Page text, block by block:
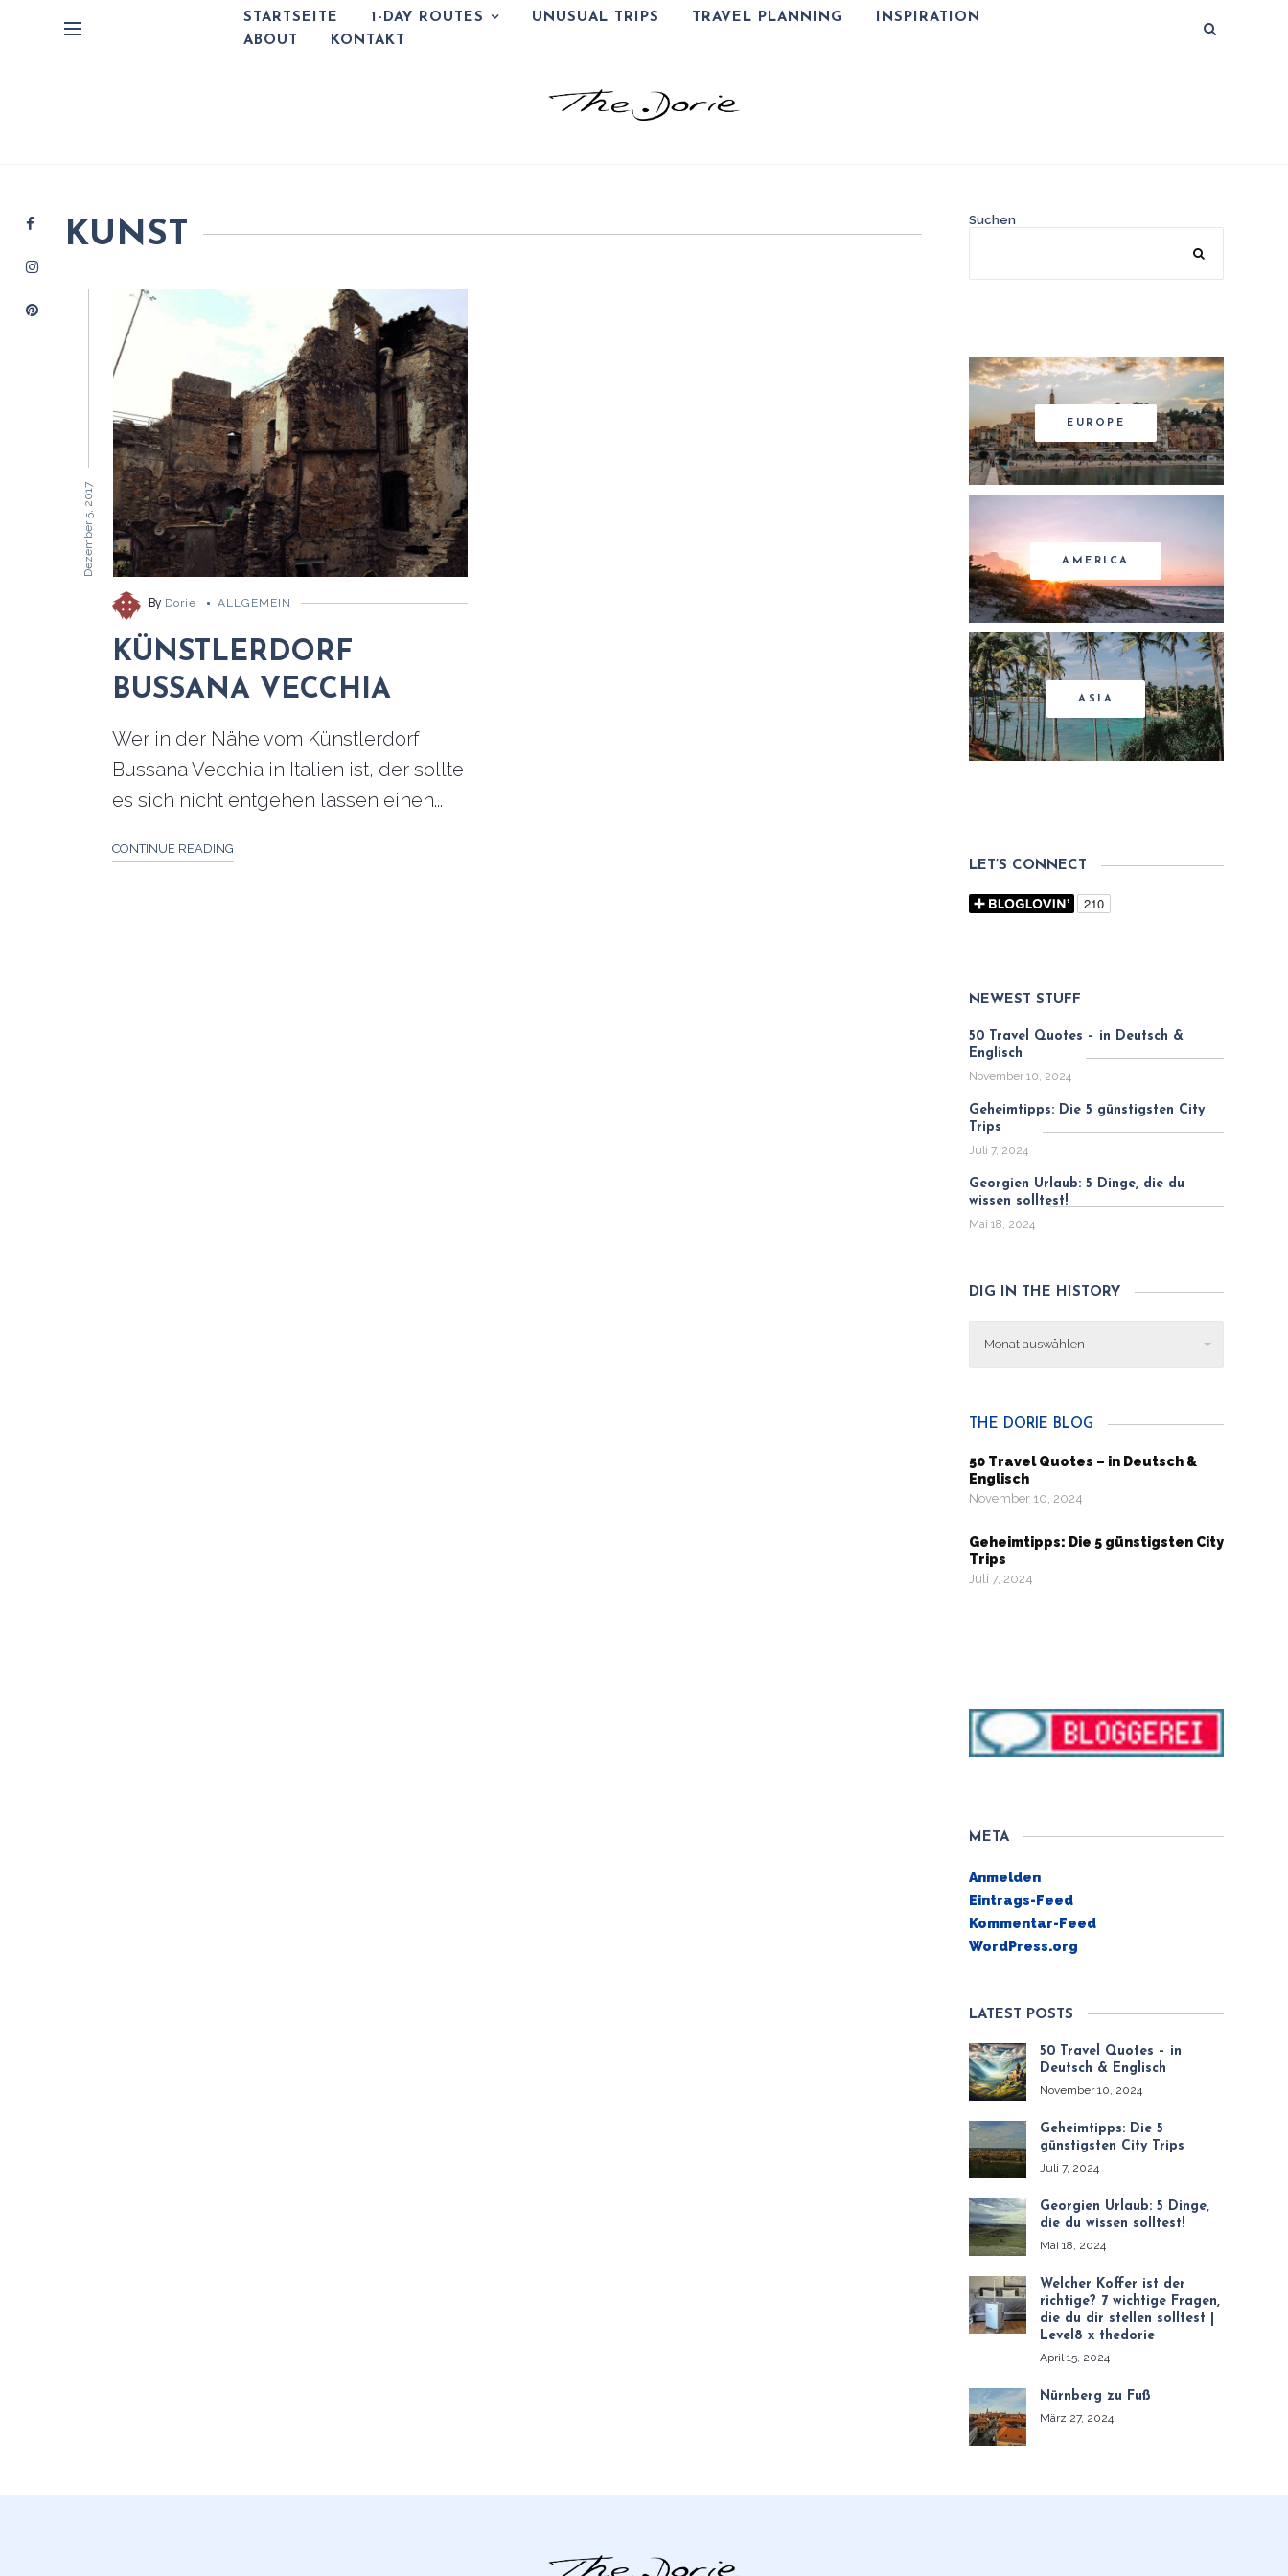
STARTSEITE 1-DAY ROUTES UNUSUAL TRIPS TRAVEL PLANNING
INSPIRATION
ABOUT
KONTAKT
KUNST
Dezember 5, 2017
By Dorie ALLGEMEIN
KÜNSTLERDORF
BUSSANA VECCHIA
Wer in der Nähe vom Künstlerdorf
Bussana Vecchia in Italien ist, der sollte
es sich nicht entgehen lassen einen...
CONTINUE READING
Suchen
EUROPE
AMERICA
ASIA
LET’S CONNECT
NEWEST STUFF
50 Travel Quotes – in Deutsch &
Englisch
November 10, 2024
Geheimtipps: Die 5 günstigsten City
Trips
Juli 7, 2024
Georgien Urlaub: 5 Dinge, die du
wissen solltest!
Mai 18, 2024
DIG IN THE HISTORY
THE DORIE BLOG
50 Travel Quotes – in Deutsch &
Englisch
November 10, 2024
Geheimtipps: Die 5 günstigsten City
Trips
Juli 7, 2024
META
Anmelden
Eintrags-Feed
Kommentar-Feed
WordPress.org
LATEST POSTS
50 Travel Quotes – in
Deutsch & Englisch
November 10, 2024
Geheimtipps: Die 5
günstigsten City Trips
Juli 7, 2024
Georgien Urlaub: 5 Dinge,
die du wissen solltest!
Mai 18, 2024
Welcher Koffer ist der
richtige? 7 wichtige Fragen,
die du dir stellen solltest |
Level8 x thedorie
April 15, 2024
Nürnberg zu Fuß
März 27, 2024